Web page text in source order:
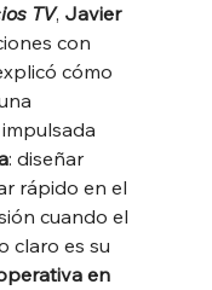
TV, Javier
con
cómo
: diseñar
rápido en el
cuando el
claro es su
en